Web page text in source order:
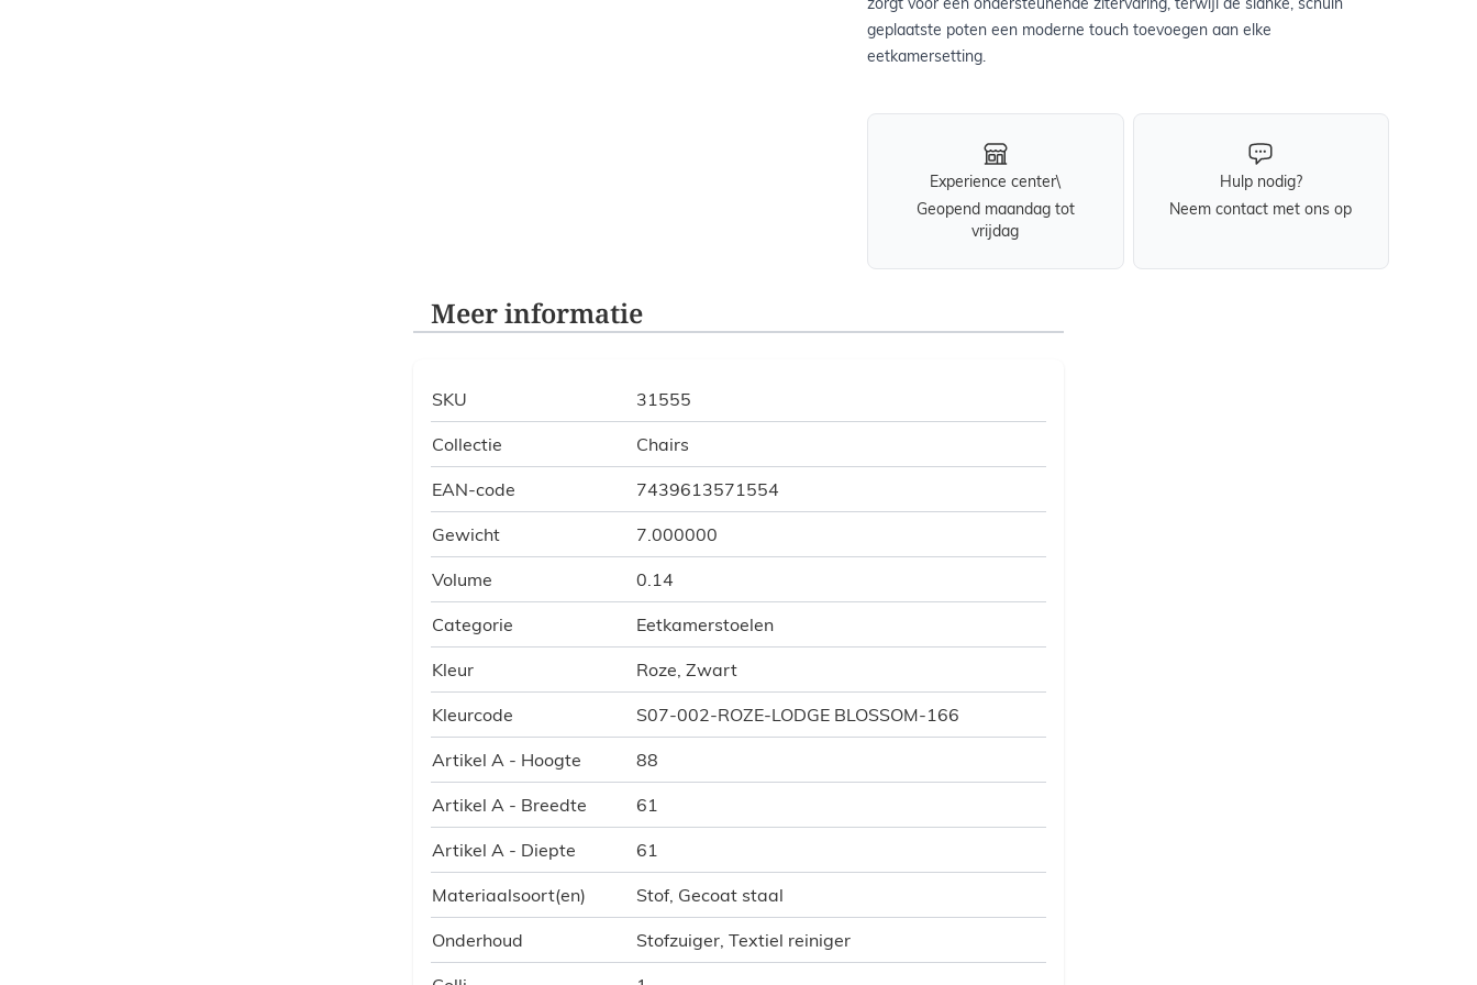
geplaatste poten een moderne touch toevoegen aan elke
eetkamersetting.
Experience center\
Geopend maandag tot
vrijdag
Hulp nodig?
Neem contact met ons op
Meer informatie
SKU 31555
Collectie Chairs
EAN-code 7439613571554
Gewicht 7.000000
Volume 0.14
Categorie Eetkamerstoelen
Kleur Roze, Zwart
Kleurcode S07-002-ROZE-LODGE BLOSSOM-166
Artikel A - Hoogte 88
Artikel A - Breedte 61
Artikel A - Diepte 61
Materiaalsoort(en) Stof, Gecoat staal
Onderhoud Stofzuiger, Textiel reiniger